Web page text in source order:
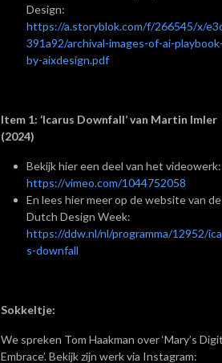
Design:
https://a.storyblok.com/f/266545/x/
391a92/archival-images-of-ai-
by-aixdesign.pdf
Item 1: ‘Icarus Downfall’ van Martin Imler
(2024)
Bekijk hier een deel van het videowerk:
https://vimeo.com/1044752058
En lees hier meer op de website van de
Dutch Design Week:
https://ddw.nl/nl/programma/12952/
s-downfall
Sokkeltje:
We spreken Tom Haakman over ‘Mary’s
Embrace’. Bekijk zijn werk via Instagram: